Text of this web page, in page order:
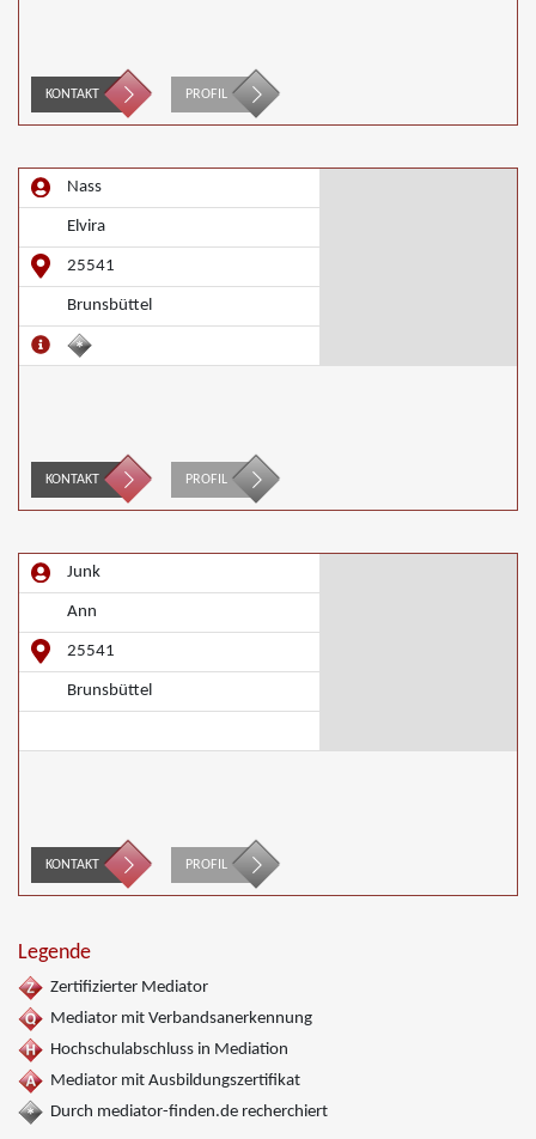
KONTAKT PROFIL
Nass
Elvira
25541
Brunsbüttel
KONTAKT PROFIL
Junk
Ann
25541
Brunsbüttel
KONTAKT PROFIL
Legende
Zertifizierter Mediator
Mediator mit Verbandsanerkennung
Hochschulabschluss in Mediation
Mediator mit Ausbildungszertifikat
Durch mediator-finden.de recherchiert